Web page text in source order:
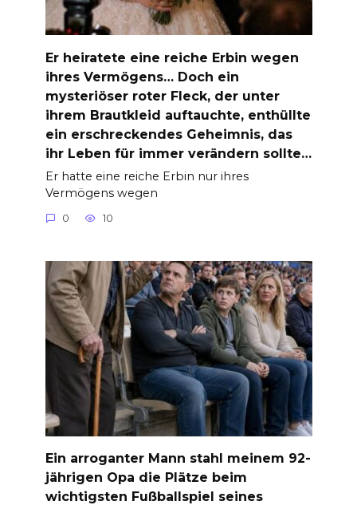
Er heiratete eine reiche Erbin wegen
ihres Vermögens… Doch ein
mysteriöser roter Fleck, der unter
ihrem Brautkleid auftauchte, enthüllte
ein erschreckendes Geheimnis, das
ihr Leben für immer verändern sollte…
Er hatte eine reiche Erbin nur ihres
Vermögens wegen
0 10
Ein arroganter Mann stahl meinem 92-
jährigen Opa die Plätze beim
wichtigsten Fußballspiel seines